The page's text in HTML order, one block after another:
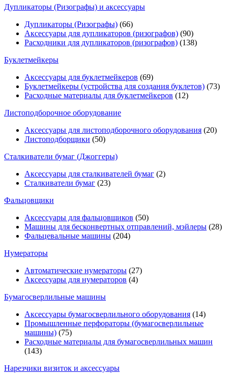
Дупликаторы (Ризографы) и аксессуары
Дупликаторы (Ризографы) (66)
Аксессуары для дупликаторов (ризографов) (90)
Расходники для дупликаторов (ризографов) (138)
Буклетмейкеры
Аксессуары для буклетмейкеров (69)
Буклетмейкеры (устройства для создания буклетов) (73)
Расходные материалы для буклетмейкеров (12)
Листоподборочное оборудование
Аксессуары для листоподборочного оборудования (20)
Листоподборщики (50)
Сталкиватели бумаг (Джоггеры)
Аксессуары для сталкивателей бумаг (2)
Сталкиватели бумаг (23)
Фальцовщики
Аксессуары для фальцовщиков (50)
Машины для бесконвертных отправлений, мэйлеры (28)
Фальцевальные машины (204)
Нумераторы
Автоматические нумераторы (27)
Аксессуары для нумераторов (4)
Бумагосверлильные машины
Аксессуары бумагосверлильного оборудования (14)
Промышленные перфораторы (бумагосверлильные
машины) (75)
Расходные материалы для бумагосверлильных машин
(143)
Нарезчики визиток и аксессуары